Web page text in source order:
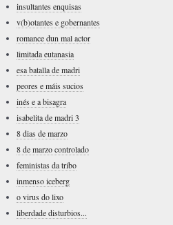
insultantes enquisas
v(b)otantes e gobernantes
romance dun mal actor
limitada eutanasia
esa batalla de madri
peores e máis sucios
inés e a bisagra
isabelita de madri 3
8 dias de marzo
8 de marzo controlado
feministas da tribo
inmenso iceberg
o virus do lixo
liberdade disturbios...